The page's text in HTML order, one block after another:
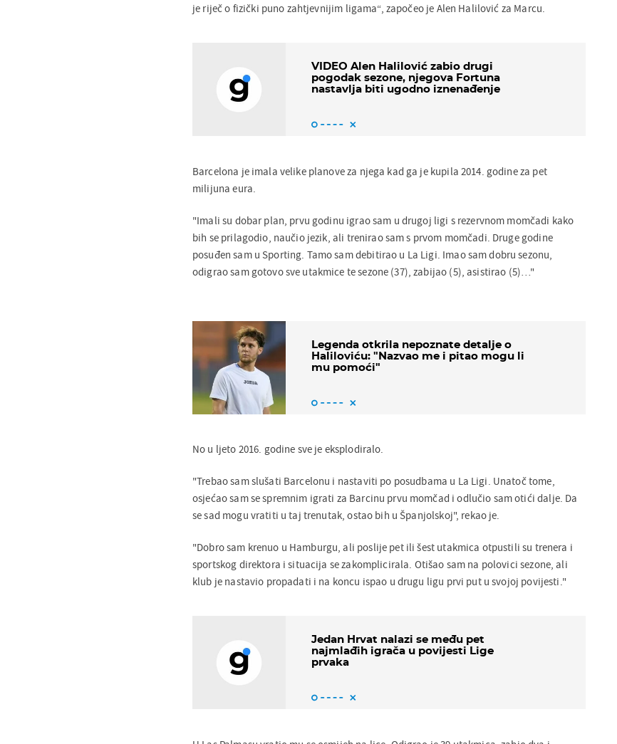
je riječ o fizički puno zahtjevnijim ligama“, započeo je Alen Halilović za Marcu.
VIDEO Alen Halilović zabio drugi
pogodak sezone, njegova Fortuna
nastavlja biti ugodno iznenađenje
Barcelona je imala velike planove za njega kad ga je kupila 2014. godine za pet
milijuna eura.
"Imali su dobar plan, prvu godinu igrao sam u drugoj ligi s rezervnom momčadi kako
bih se prilagodio, naučio jezik, ali trenirao sam s prvom momčadi. Druge godine
posuđen sam u Sporting. Tamo sam debitirao u La Ligi. Imao sam dobru sezonu,
odigrao sam gotovo sve utakmice te sezone (37), zabijao (5), asistirao (5)…"
Legenda otkrila nepoznate detalje o
Haliloviću: "Nazvao me i pitao mogu li
mu pomoći"
No u ljeto 2016. godine sve je eksplodiralo.
"Trebao sam slušati Barcelonu i nastaviti po posudbama u La Ligi. Unatoč tome,
osjećao sam se spremnim igrati za Barcinu prvu momčad i odlučio sam otići dalje. Da
se sad mogu vratiti u taj trenutak, ostao bih u Španjolskoj", rekao je.
"Dobro sam krenuo u Hamburgu, ali poslije pet ili šest utakmica otpustili su trenera i
sportskog direktora i situacija se zakomplicirala. Otišao sam na polovici sezone, ali
klub je nastavio propadati i na koncu ispao u drugu ligu prvi put u svojoj povijesti."
Jedan Hrvat nalazi se među pet
najmlađih igrača u povijesti Lige
prvaka